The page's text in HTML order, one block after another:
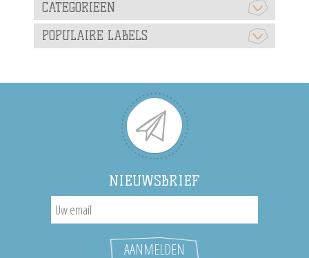
CATEGORIEEN
POPULAIRE LABELS
NIEUWSBRIEF